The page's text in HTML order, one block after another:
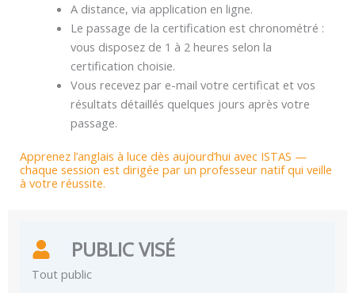
A distance, via application en ligne.
Le passage de la certification est chronométré :
vous disposez de 1 à 2 heures selon la
certification choisie.
Vous recevez par e-mail votre certificat et vos
résultats détaillés quelques jours après votre
passage.
Apprenez l’anglais à luce dès aujourd’hui avec ISTAS —
chaque session est dirigée par un professeur natif qui veille
à votre réussite.
PUBLIC VISÉ
Tout public